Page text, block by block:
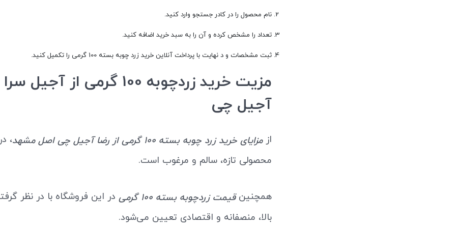
نام محصول را در کادر جستجو وارد کنید.
تعداد را مشخص کرده و آن را به سبد خرید اضافه کنید.
ثبت مشخصات و د نهایت با پرداخت آنلاین خرید زرد چوبه بسته 100 گرمی را تکمیل کنید.
مزیت خرید زردچوبه 100 گرمی از آجیل
آجیل چی
ازمزایای خرید زرد چوبه بسته 100 گرمی از رضا آجیل چی اصل مشهد
،
محصولی تازه، سالم و مرغوب است.
همچنینقیمت زردچوبه بسته 100 گرمی
در این فروشگاه با در نظر
بالا، منصفانه و اقتصادی تعیین می‌شود.